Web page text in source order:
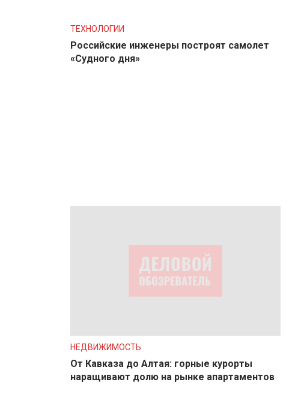
ТЕХНОЛОГИИ
Российские инженеры построят самолет
«Судного дня»
НЕДВИЖИМОСТЬ
От Кавказа до Алтая: горные курорты
наращивают долю на рынке апартаментов